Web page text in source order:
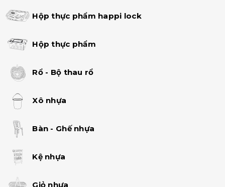
Hộp thực phẩm happi lock
Hộp thực phẩm
Rổ - Bộ thau rổ
Xô nhựa
Bàn - Ghế nhựa
Kệ nhựa
Giỏ nhựa